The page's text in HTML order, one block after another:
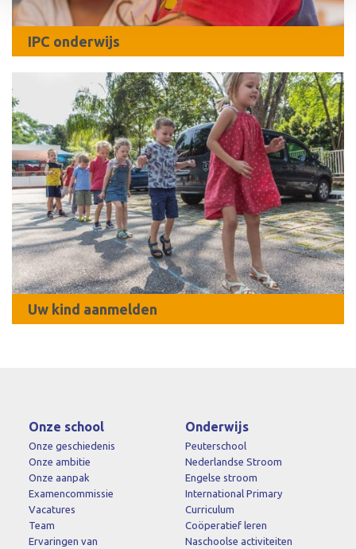
IPC onderwijs
Uw kind aanmelden
Onze school
Onze geschiedenis
Onze ambitie
Onze aanpak
Examencommissie
Vacatures
Team
Ervaringen van
Onderwijs
Peuterschool
Nederlandse Stroom
Engelse stroom
International Primary
Curriculum
Coöperatief leren
Naschoolse activiteiten